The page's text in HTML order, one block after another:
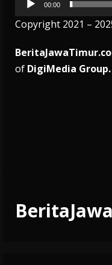
00:00
Copyright 2021 –
of DigiMedia Group.